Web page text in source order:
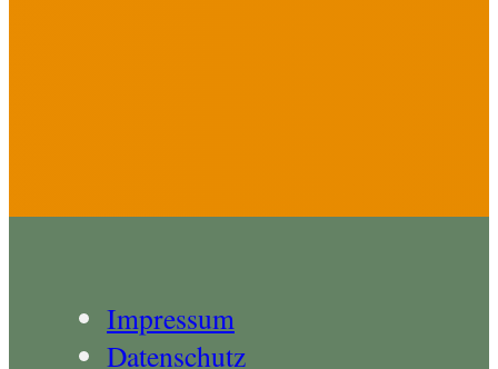
Impressum
Datenschutz